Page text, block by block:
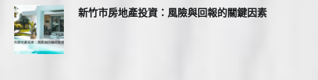
新竹市房地產投資：風險與回報的關鍵因素